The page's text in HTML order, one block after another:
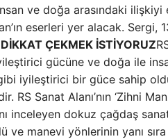
ve doğa arasındaki
eserleri yer alacak. Sergi,
ÇEKMEK İSTİYORUZ
gücüne ve doğa ile
iyileştirici bir güce sahip
Sanat Alanı’nın ‘Zihni
inceleyen dokuz çağdaş
ve manevi yönlerinin yanı